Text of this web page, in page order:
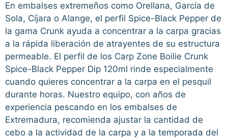
En embalses extremeños como Orellana, García de
Sola, Cíjara o Alange, el perfil Spice-Black Pepper de
la gama Crunk ayuda a concentrar a la carpa gracias
a la rápida liberación de atrayentes de su estructura
permeable. El perfil de los Carp Zone Boilie Crunk
Spice-Black Pepper Dip 120ml rinde especialmente
cuando quieres concentrar a la carpa en el pesquil
durante horas. Nuestro equipo, con años de
experiencia pescando en los embalses de
Extremadura, recomienda ajustar la cantidad de
cebo a la actividad de la carpa y a la temporada del